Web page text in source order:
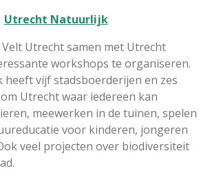
Utrecht Natuurlijk
Utrecht samen met Utrecht
workshops te organiseren.
vijf stadsboerderijen en zes
Utrecht waar iedereen kan
meewerken in de tuinen, spelen
voor kinderen, jongeren
veel projecten over biodiversiteit